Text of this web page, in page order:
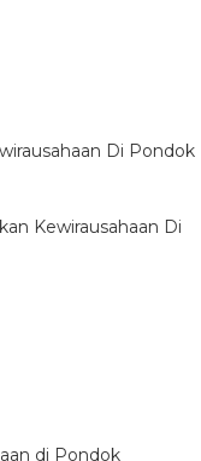
Di Pondok
Kewirausahaan Di
di Pondok